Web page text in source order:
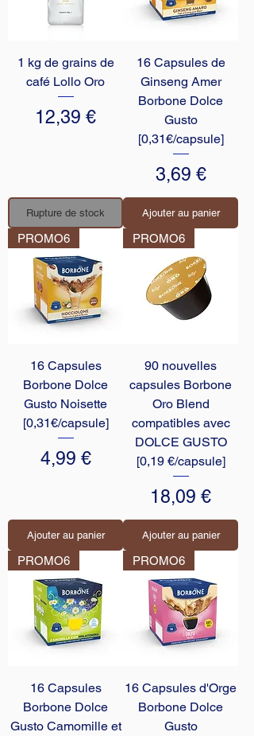
1 kg de grains de
café Lollo Oro
Prix
12,39 €
Rupture de stock
16 Capsules de
Ginseng Amer
Borbone Dolce
Gusto
[0,31€/capsule]
Prix
3,69 €
Ajouter au panier
PROMO6
16 Capsules
Borbone Dolce
Gusto Noisette
[0,31€/capsule]
Prix
4,99 €
Ajouter au panier
PROMO6
90 nouvelles
capsules Borbone
Oro Blend
compatibles avec
DOLCE GUSTO
[0,19 €/capsule]
Prix
18,09 €
Ajouter au panier
PROMO6
16 Capsules
Borbone Dolce
Gusto Camomille et
PROMO6
16 Capsules d'Orge
Borbone Dolce
Gusto